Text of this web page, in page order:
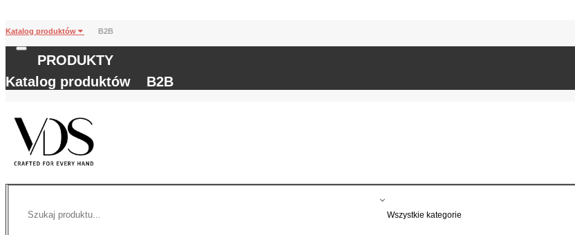
Katalog produktów B2B
PRODUKTY
Katalog produktów
B2B